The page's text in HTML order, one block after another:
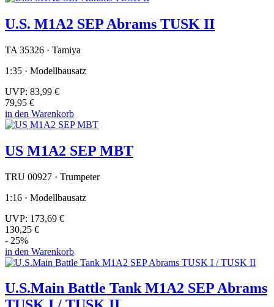
U.S. M1A2 SEP Abrams TUSK II
TA 35326 · Tamiya
1:35 · Modellbausatz
UVP: 83,99 €
79,95 €
in den Warenkorb
US M1A2 SEP MBT
TRU 00927 · Trumpeter
1:16 · Modellbausatz
UVP: 173,69 €
130,25 €
- 25%
in den Warenkorb
U.S.Main Battle Tank M1A2 SEP Abrams